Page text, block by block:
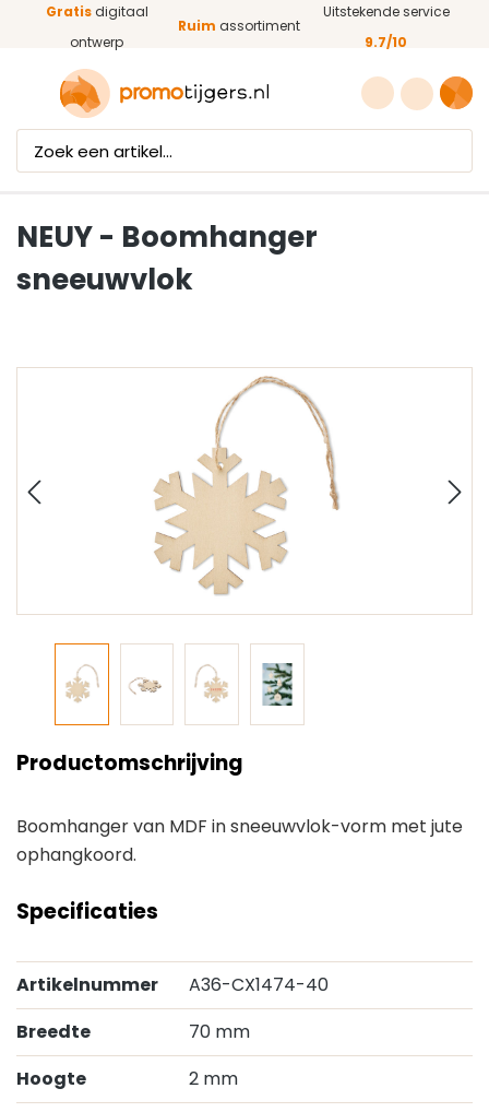
Ga naar de hoofdinhoud
Gratisdigitaal
ontwerp
Ruim assortiment
Uitstekende service
9.7/10
NEUY - Boomhanger
sneeuwvlok
Afbeeldingengalerij overslaan
Productomschrijving
Boomhanger van MDF in sneeuwvlok-vorm met jute
ophangkoord.
Specificaties
Artikelnummer
A36-CX1474-40
Breedte
70 mm
Hoogte
2 mm